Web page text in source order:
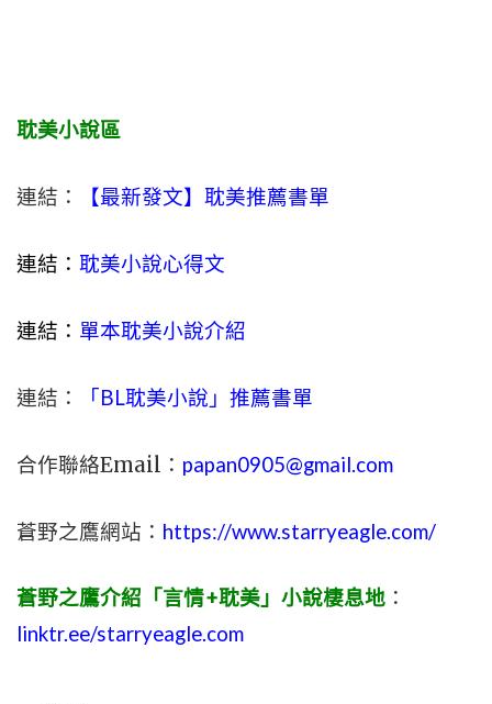
耽美小說區
連結： 【最新發文】耽美推薦書單
連結： 耽美小說心得文
連結： 單本耽美小說介紹
連結： 「BL耽美小說」推薦書單
合作聯絡Email： papan0905@gmail.com
蒼野之鷹網站： https://www.starryeagle.com/
蒼野之鷹介紹「言情+耽美」小說棲息地 ：
linktr.ee/starryeagle.com